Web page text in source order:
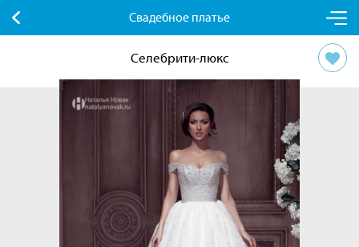
Свадебное платье
Селебрити-люкс